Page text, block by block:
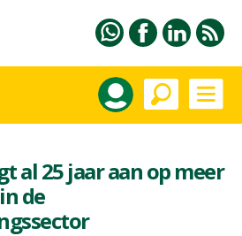
al 25 jaar aan op meer
de